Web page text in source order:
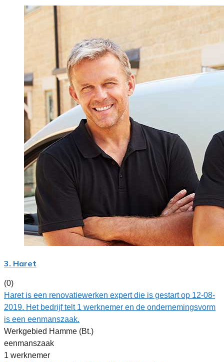
3. Haret
(0)
Haret is een renovatiewerken expert die is gestart op 12-08-
2019. Het bedrijf telt 1 werknemer en de ondernemingsvorm
is een eenmanszaak.
Werkgebied Hamme (Bt.)
eenmanszaak
1 werknemer